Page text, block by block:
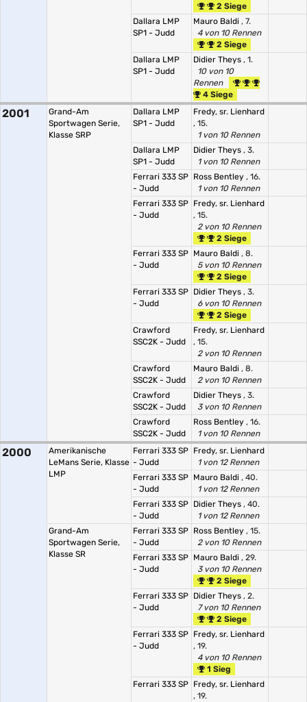
2 Siege
Dallara LMP
SP1 - Judd
Mauro Baldi , 7.
4 von 10 Rennen
2 Siege
Dallara LMP
SP1 - Judd
Didier Theys , 1.
10 von 10
Rennen
4 Siege
2001
Grand-Am
Sportwagen Serie,
Klasse SRP
Dallara LMP
SP1 - Judd
Fredy, sr. Lienhard
, 15.
1 von 10 Rennen
Dallara LMP
SP1 - Judd
Didier Theys , 3.
1 von 10 Rennen
Ferrari 333 SP
- Judd
Ross Bentley , 16.
1 von 10 Rennen
Ferrari 333 SP
- Judd
Fredy, sr. Lienhard
, 15.
2 von 10 Rennen
2 Siege
Ferrari 333 SP
- Judd
Mauro Baldi , 8.
5 von 10 Rennen
2 Siege
Ferrari 333 SP
- Judd
Didier Theys , 3.
6 von 10 Rennen
2 Siege
Crawford
SSC2K - Judd
Fredy, sr. Lienhard
, 15.
2 von 10 Rennen
Crawford
SSC2K - Judd
Mauro Baldi , 8.
2 von 10 Rennen
Crawford
SSC2K - Judd
Didier Theys , 3.
3 von 10 Rennen
Crawford
SSC2K - Judd
Ross Bentley , 16.
1 von 10 Rennen
2000
Amerikanische
LeMans Serie, Klasse
LMP
Ferrari 333 SP
- Judd
Fredy, sr. Lienhard
1 von 12 Rennen
Ferrari 333 SP
- Judd
Mauro Baldi , 40.
1 von 12 Rennen
Ferrari 333 SP
- Judd
Didier Theys , 40.
1 von 12 Rennen
Grand-Am
Sportwagen Serie,
Klasse SR
Ferrari 333 SP
- Judd
Ross Bentley , 15.
2 von 10 Rennen
Ferrari 333 SP
- Judd
Mauro Baldi , 29.
3 von 10 Rennen
2 Siege
Ferrari 333 SP
- Judd
Didier Theys , 2.
7 von 10 Rennen
2 Siege
Ferrari 333 SP
- Judd
Fredy, sr. Lienhard
, 19.
4 von 10 Rennen
1 Sieg
Ferrari 333 SP Fredy, sr. Lienhard
, 19.